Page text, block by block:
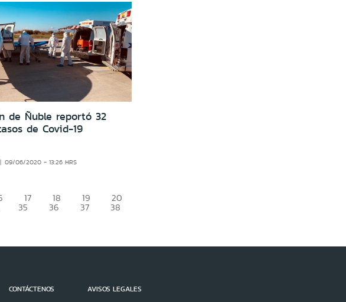
de Ñuble reportó 32
de Covid-19
09/06/2020 - 13:26 HRS
17 18 19 20
35 36 37 38
CONTÁCTENOS AVISOS LEGALES